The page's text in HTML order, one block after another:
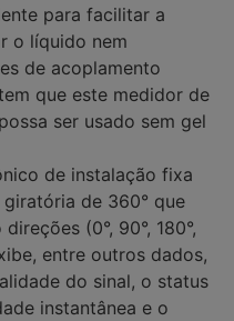
para facilitar a
o líquido nem
de acoplamento
que este medidor de
ser usado sem gel
de instalação fixa
de 360° que
(0°, 90°, 180°,
entre outros dados,
do sinal, o status
instantânea e o